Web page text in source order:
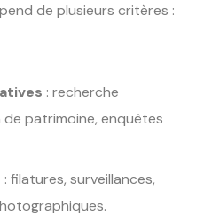
de plusieurs critères :
: recherche
de patrimoine, enquêtes
: filatures, surveillances,